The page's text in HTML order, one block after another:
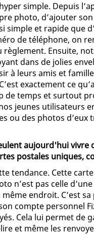
simple. Depuis
photo, d’ajouter
simple et rapide que
de téléphone, on
Ensuite,
dans de jolies
à leurs amis et
exactement ce
de temps et surtout
jeunes utilisateurs
ou des photos
aujourd'hui vivre
postales uniques,
tendance. Cette
n’est pas celle
endroit. C’est
compte personnel
Cela lui permet de
et même les